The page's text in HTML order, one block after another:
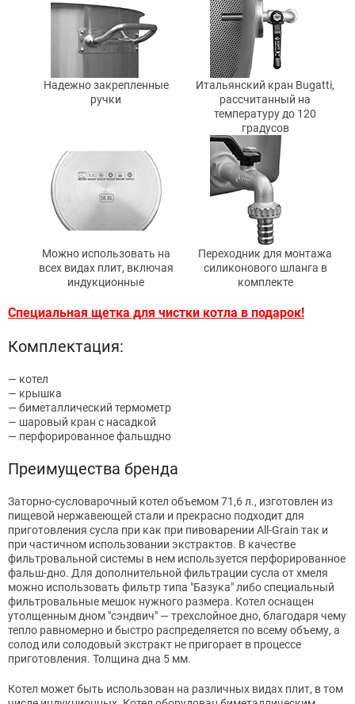
Надежно закрепленные
ручки
Итальянский кран Bugatti,
рассчитанный на
температуру до 120
градусов
Можно использовать на
всех видах плит, включая
индукционные
Переходник для монтажа
силиконового шланга в
комплекте
Cпециальная щетка для чистки котла в подарок!
Комплектация:
— котел
— крышка
— биметаллический термометр
— шаровый кран с насадкой
— перфорированное фальшдно
Преимущества бренда
Заторно-сусловарочный котел объемом 71,6 л., изготовлен из
пищевой нержавеющей стали и прекрасно подходит для
приготовления сусла при как при пивоварении All-Grain так и
при частичном использовании экстрактов. В качестве
фильтровальной системы в нем используется перфорированное
фальш-дно. Для дополнительной фильтрации сусла от хмеля
можно использовать фильтр типа "Базука" либо специальный
фильтровальные мешок нужного размера. Котел оснащен
утолщенным дном "сэндвич" — трехслойное дно, благодаря чему
тепло равномерно и быстро распределяется по всему объему, а
солод или солодовый экстракт не пригорает в процессе
приготовления. Толщина дна 5 мм.
Котел может быть использован на различных видах плит, в том